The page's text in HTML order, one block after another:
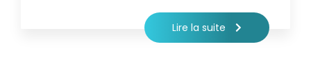
Lire la suite